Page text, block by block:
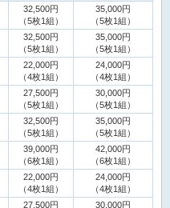
32,500円
（5枚1組）
35,000円
（5枚1組）
32,500円
（5枚1組）
35,000円
（5枚1組）
22,000円
（4枚1組）
24,000円
（4枚1組）
27,500円
（5枚1組）
30,000円
（5枚1組）
32,500円
（5枚1組）
35,000円
（5枚1組）
39,000円
（6枚1組）
42,000円
（6枚1組）
22,000円
（4枚1組）
24,000円
（4枚1組）
27,500円
30,000円